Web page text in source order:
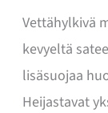
Vettähylkivä
kevyeltä
lisäsuojaa
Heijastavat